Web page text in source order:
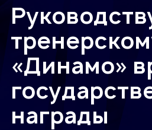
«Динамо»
награды